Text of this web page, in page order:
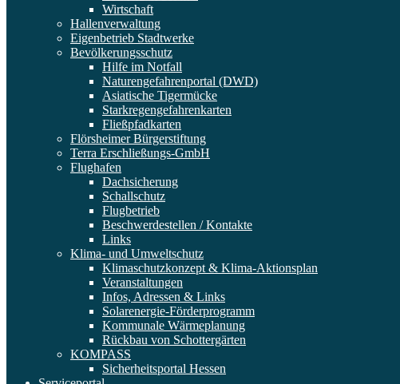
Wirtschaft
Hallenverwaltung
Eigenbetrieb Stadtwerke
Bevölkerungsschutz
Hilfe im Notfall
Naturengefahrenportal (DWD)
Asiatische Tigermücke
Starkregengefahrenkarten
Fließpfadkarten
Flörsheimer Bürgerstiftung
Terra Erschließungs-GmbH
Flughafen
Dachsicherung
Schallschutz
Flugbetrieb
Beschwerdestellen / Kontakte
Links
Klima- und Umweltschutz
Klimaschutzkonzept & Klima-Aktionsplan
Veranstaltungen
Infos, Adressen & Links
Solarenergie-Förderprogramm
Kommunale Wärmeplanung
Rückbau von Schottergärten
KOMPASS
Sicherheitsportal Hessen